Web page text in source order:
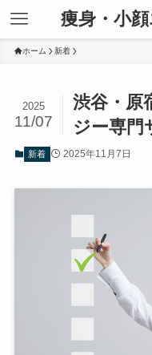
痩身・小
ホーム 新着
渋谷・原
ジー専門
2025
11/07
新着 2025年11月7日